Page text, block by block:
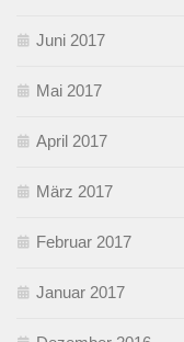
Juni 2017
Mai 2017
April 2017
März 2017
Februar 2017
Januar 2017